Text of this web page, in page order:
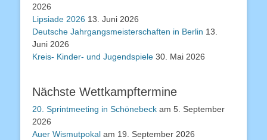
2026
Lipsiade 2026 13. Juni 2026
Deutsche Jahrgangsmeisterschaften in Berlin 13.
Juni 2026
Kreis- Kinder- und Jugendspiele 30. Mai 2026
Nächste Wettkampftermine
20. Sprintmeeting in Schönebeck am 5. September
2026
Auer Wismutpokal am 19. September 2026